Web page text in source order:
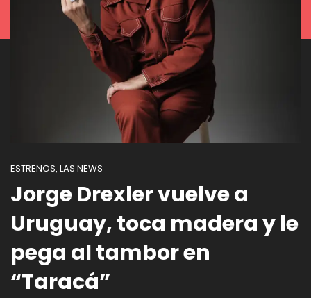
ESTRENOS, LAS NEWS
Jorge Drexler vuelve a
Uruguay, toca madera y le
pega al tambor en
“Taracá”